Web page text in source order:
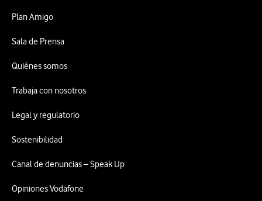
Plan Amigo
Sala de Prensa
Quiénes somos
Trabaja con nosotros
Legal y regulatorio
Sostenibilidad
Canal de denuncias – Speak Up
Opiniones Vodafone